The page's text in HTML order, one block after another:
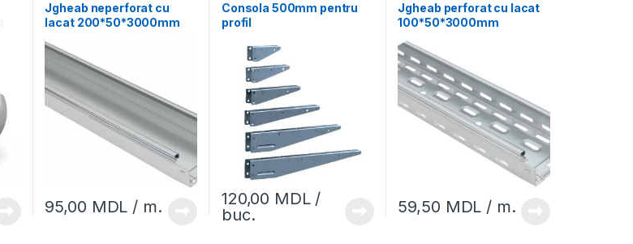
Jgheab neperforat cu
lacat 200*50*3000mm
95,00 MDL / m.
Consola 500mm pentru
profil
120,00 MDL/
buc.
Jgheab perforat cu lacat
100*50*3000mm
59,50 MDL / m.